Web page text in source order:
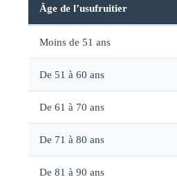
Âge de l’usufruitier
Moins de 51 ans
De 51 à 60 ans
De 61 à 70 ans
De 71 à 80 ans
De 81 à 90 ans